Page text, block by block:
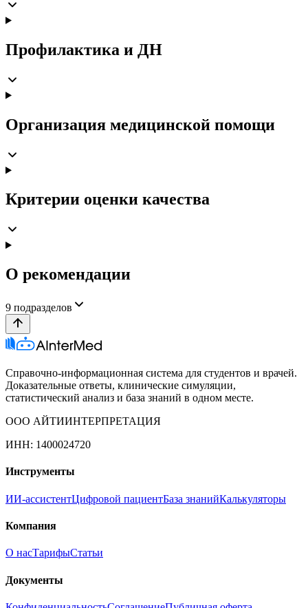
Профилактика и ДН
Организация медицинской помощи
Критерии оценки качества
О рекомендации
9 подразделов
Справочно-информационная система для студентов и врачей.
Доказательные ответы, клинические симуляции,
статистический анализ и база знаний в одном месте.
ООО АЙТИИНТЕРПРЕТАЦИЯ
ИНН: 1400024720
Инструменты
ИИ-ассистентЦифровой пациентБаза знанийКалькуляторы
Компания
О насТарифыСтатьи
Документы